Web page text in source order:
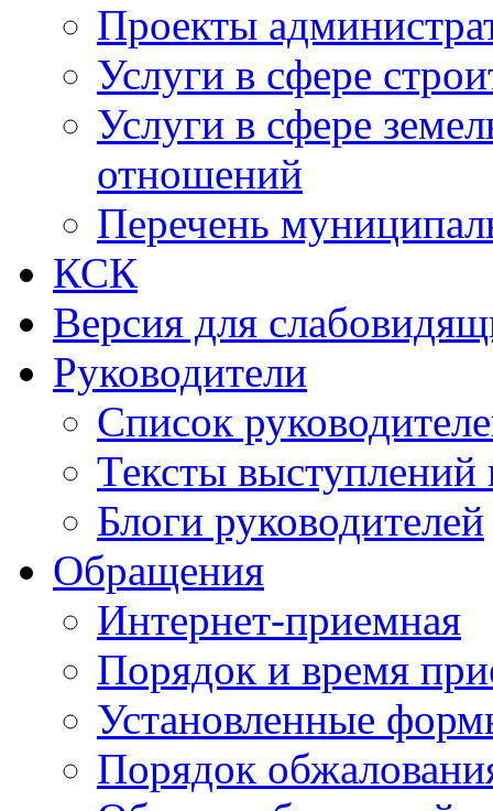
Проекты
Услуги в сфере
Услуги в сфере
отношений
Перечень
КСК
Версия для
Руководители
Список
Тексты выступлений
Блоги руководителей
Обращения
Интернет-приемная
Порядок и время
Установленные
Порядок